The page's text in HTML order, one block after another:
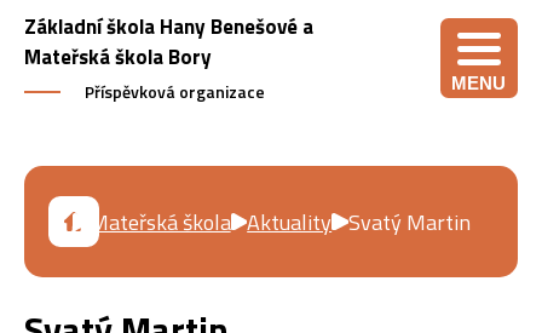
Základní škola Hany Benešové a
Mateřská škola Bory
Příspěvková organizace MENU
Mateřská škola Aktuality Svatý Martin